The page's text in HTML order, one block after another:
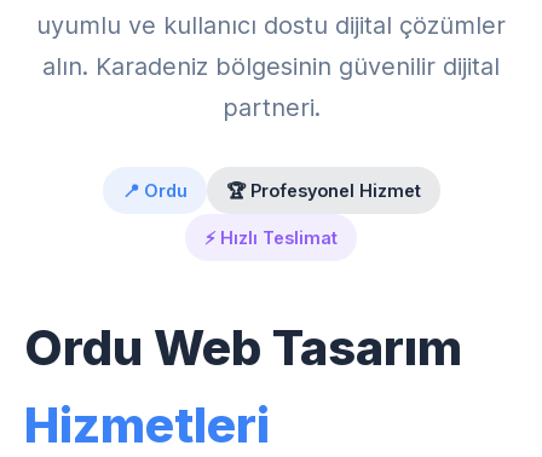
uyumlu ve kullanıcı dostu dijital çözümler
alın. Karadeniz bölgesinin güvenilir dijital
partneri.
📍 Ordu 🏆 Profesyonel Hizmet
⚡ Hızlı Teslimat
Ordu Web Tasarım
Hizmetleri